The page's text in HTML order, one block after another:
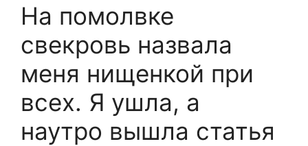
На помолвке
свекровь назвала
меня нищенкой при
всех. Я ушла, а
наутро вышла статья